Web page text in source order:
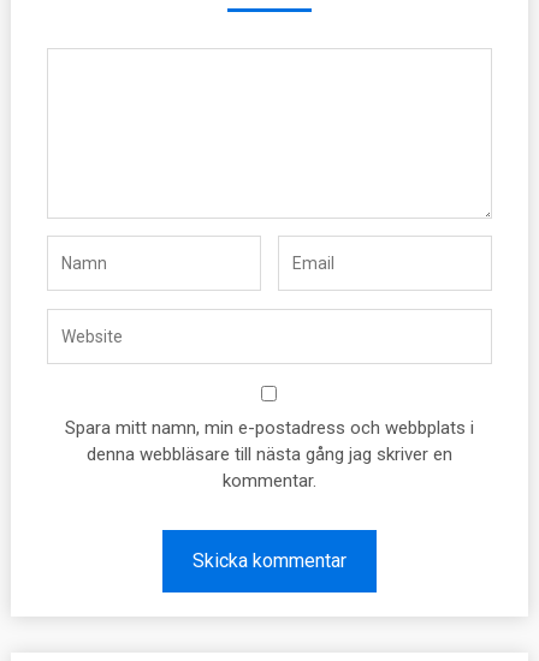
Spara mitt namn, min e-postadress och webbplats i
denna webbläsare till nästa gång jag skriver en
kommentar.